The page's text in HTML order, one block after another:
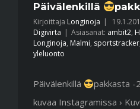
Päivälenkillä
Kirjoittaja Longinoja
Digivirta
Asiasanat: ambit2,
Longinoja, Malmi, sportstracker,
yleluonto
Päivälenkillä
pakkasta -
kuvaa Instagramissa ›